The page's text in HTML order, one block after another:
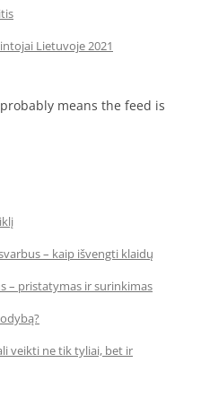
Lietuvoje 2021
means the feed is
– kaip išvengti klaidų
– pristatymas ir surinkimas
veikti ne tik tyliai, bet ir